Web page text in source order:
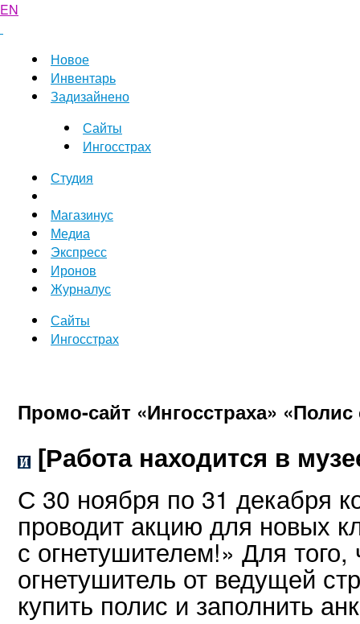
EN
Новое
Инвентарь
Задизайнено
Сайты
Ингосстрах
Студия
Магазинус
Медиа
Экспресс
Иронов
Журналус
Сайты
Ингосстрах
Промо-сайт «Ингосстраха»
[Работа находится в
С 30 ноября по 31 декабря
проводит акцию для новых
с огнетушителем!» Для
огнетушитель от ведущей
купить полис и заполнить